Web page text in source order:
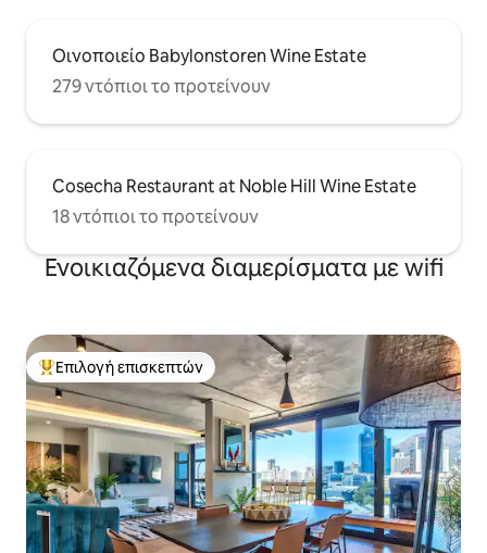
Οινοποιείο Babylonstoren Wine Estate
279 ντόπιοι το προτείνουν
Cosecha Restaurant at Noble Hill Wine Estate
18 ντόπιοι το προτείνουν
Ενοικιαζόμενα διαμερίσματα με wifi
Κορυφαία επιλογή επισκεπτών
Επιλογή επισκεπτών